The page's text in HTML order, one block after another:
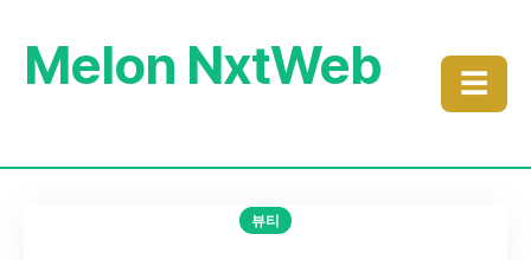
Melon NxtWeb ☰
뷰티